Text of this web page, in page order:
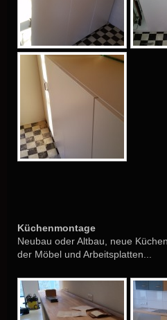
Küchenmontage
Neubau oder Altbau, neue
der Möbel und Arbeitsplatten...